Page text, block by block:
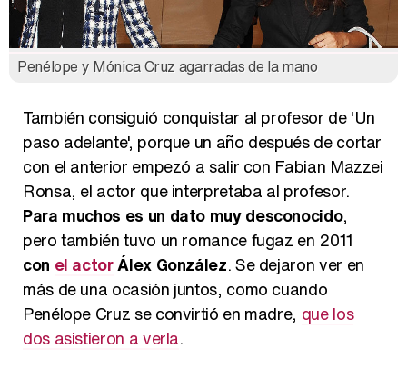
Penélope y Mónica Cruz agarradas de la mano
También consiguió conquistar al profesor de 'Un
paso adelante', porque un año después de cortar
con el anterior empezó a salir con Fabian Mazzei
Ronsa, el actor que interpretaba al profesor.
Para muchos es un dato muy desconocido,
pero también tuvo un romance fugaz en 2011
con el actorÁlex González. Se dejaron ver en
más de una ocasión juntos, como cuando
Penélope Cruz se convirtió en madre, que los
dos asistieron a verla.